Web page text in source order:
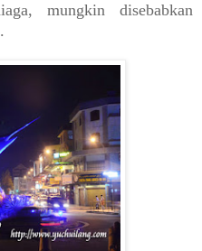
mungkin disebabkan